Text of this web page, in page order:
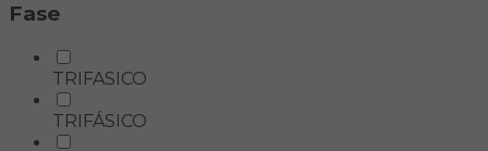
Fase
TRIFASICO
TRIFÁSICO